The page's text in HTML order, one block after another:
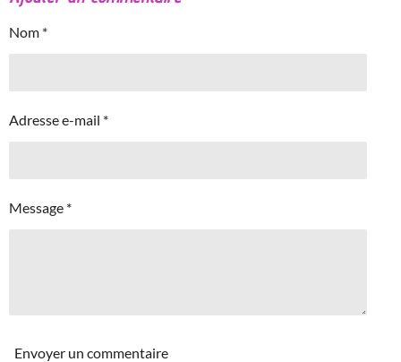
Nom *
Adresse e-mail *
Message *
Envoyer un commentaire